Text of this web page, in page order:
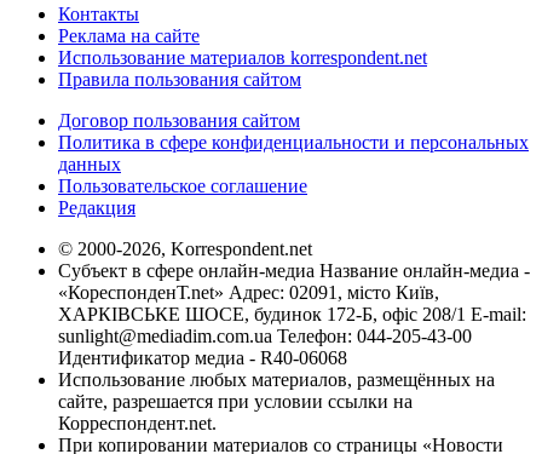
Контакты
Реклама на сайте
Использование материалов korrespondent.net
Правила пользования сайтом
Договор пользования сайтом
Политика в сфере конфиденциальности и персональных
данных
Пользовательское соглашение
Редакция
© 2000-2026, Korrespondent.net
Субъект в сфере онлайн-медиа Название онлайн-медиа -
«КореспонденТ.net» Адрес: 02091, місто Київ,
ХАРКІВСЬКЕ ШОСЕ, будинок 172-Б, офіс 208/1 E-mail:
sunlight@mediadim.com.ua Телефон: 044-205-43-00
Идентификатор медиа - R40-06068
Использование любых материалов, размещённых на
сайте, разрешается при условии ссылки на
Корреспондент.net.
При копировании материалов со страницы «Новости